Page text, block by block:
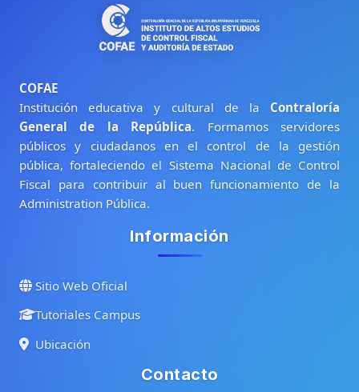
COFAE
Institución educativa y cultural de la Contraloría
General de la República. Formamos servidores
públicos y ciudadanos en el control de la gestión
pública, fortaleciendo el Sistema Nacional de Control
Fiscal para contribuir al buen funcionamiento de la
Administration Pública.
Información
Sitio Web Oficial
Tutoriales Campus
Ubicación
Contacto
Resumen de retención de datos
Cambiar al tema estándar